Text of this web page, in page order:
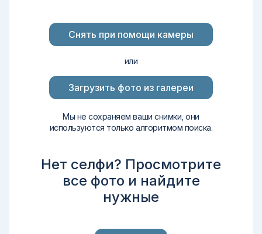
Снять при помощи камеры
или
Загрузить фото из галереи
Мы не сохраняем ваши снимки, они
используются только алгоритмом поиска.
Нет селфи? Просмотрите
все фото и найдите
нужные